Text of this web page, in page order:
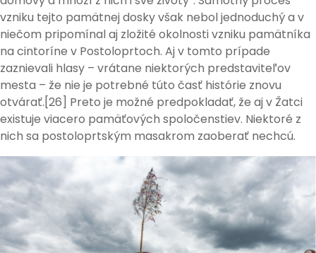
vzniku tejto pamätnej dosky však nebol jednoduchý a v
niečom pripomínal aj zložité okolnosti vzniku pamätníka
na cintoríne v Postoloprtoch. Aj v tomto prípade
zaznievali hlasy – vrátane niektorých predstaviteľov
mesta – že nie je potrebné túto časť histórie znovu
otvárať.[26] Preto je možné predpokladať, že aj v Žatci
existuje viacero pamäťových spoločenstiev. Niektoré z
nich sa postoloprtským masakrom zaoberať nechcú.